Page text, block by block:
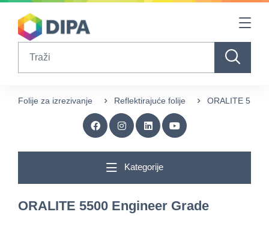
Table Of Content
Folije za izrezivanje Reflektirajuće folije ORALITE 5500
Kategorije
ORALITE 5500 Engineer Grade